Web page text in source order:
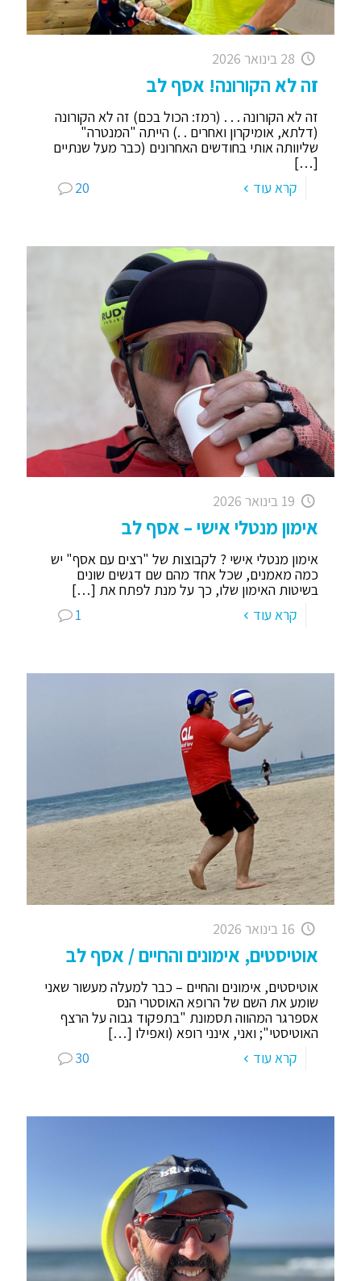
28 בינואר 2026
זה לא הקורונה! אסף לב
זה לא הקורונה . . . (רמז: הכול בכם) זה לא הקורונה
(דלתא, אומיקרון ואחרים . .) הייתה "המנטרה"
שליוותה אותי בחודשים האחרונים (כבר מעל שנתיים
[…]
20
קרא עוד
19 בינואר 2026
אימון מנטלי אישי – אסף לב
אימון מנטלי אישי ? לקבוצות של "רצים עם אסף" יש
כמה מאמנים, שכל אחד מהם שם דגשים שונים
בשיטות האימון שלו, כך על מנת לפתח את […]
1
קרא עוד
16 בינואר 2026
אוטיסטים, אימונים והחיים / אסף לב
אוטיסטים, אימונים והחיים – כבר למעלה מעשור שאני
שומע את השם של הרופא האוסטרי הנס
אספרגר המהווה תסמונת "בתפקוד גבוה על הרצף
האוטיסטי"; ואני, אינני רופא (ואפילו […]
30
קרא עוד